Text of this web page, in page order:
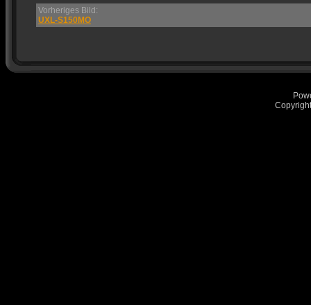
Vorheriges Bild:
UXL-S150MO